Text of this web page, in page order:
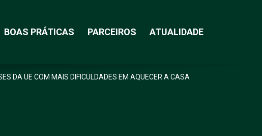
BOAS PRÁTICAS PARCEIROS ATUALIDADE
DA UE COM MAIS DIFICULDADES EM AQUECER A CASA